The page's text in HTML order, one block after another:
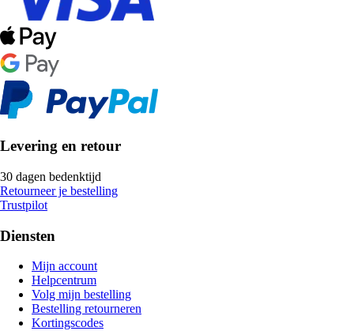
Levering en retour
30 dagen bedenktijd
Retourneer je bestelling
Trustpilot
Diensten
Mijn account
Helpcentrum
Volg mijn bestelling
Bestelling retourneren
Kortingscodes